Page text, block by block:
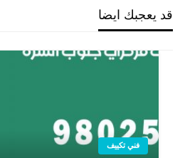
قد يعجبك ايضا
فني تكييف